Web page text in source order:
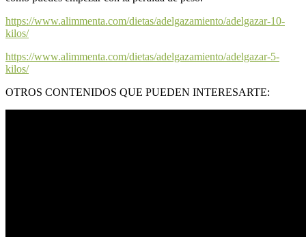
https://www.alimmenta.com/dietas/adelgazamiento/adelgazar-10-
kilos/
https://www.alimmenta.com/dietas/adelgazamiento/adelgazar-5-
kilos/
OTROS CONTENIDOS QUE PUEDEN INTERESARTE: